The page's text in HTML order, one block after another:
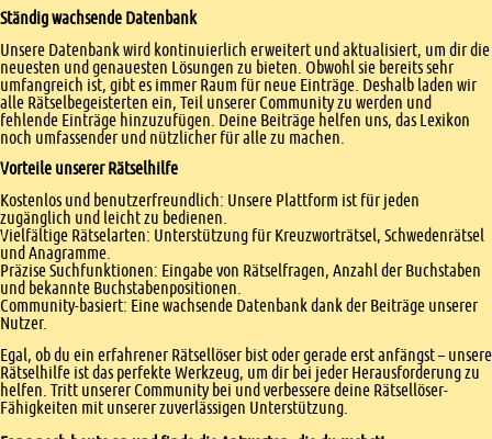
Ständig wachsende Datenbank
Unsere Datenbank wird kontinuierlich erweitert und aktualisiert, um dir die
neuesten und genauesten Lösungen zu bieten. Obwohl sie bereits sehr
umfangreich ist, gibt es immer Raum für neue Einträge. Deshalb laden wir
alle Rätselbegeisterten ein, Teil unserer Community zu werden und
fehlende Einträge hinzuzufügen. Deine Beiträge helfen uns, das Lexikon
noch umfassender und nützlicher für alle zu machen.
Vorteile unserer Rätselhilfe
Kostenlos und benutzerfreundlich: Unsere Plattform ist für jeden
zugänglich und leicht zu bedienen.
Vielfältige Rätselarten: Unterstützung für Kreuzworträtsel, Schwedenrätsel
und Anagramme.
Präzise Suchfunktionen: Eingabe von Rätselfragen, Anzahl der Buchstaben
und bekannte Buchstabenpositionen.
Community-basiert: Eine wachsende Datenbank dank der Beiträge unserer
Nutzer.
Egal, ob du ein erfahrener Rätsellöser bist oder gerade erst anfängst – unsere
Rätselhilfe ist das perfekte Werkzeug, um dir bei jeder Herausforderung zu
helfen. Tritt unserer Community bei und verbessere deine Rätsellöser-
Fähigkeiten mit unserer zuverlässigen Unterstützung.